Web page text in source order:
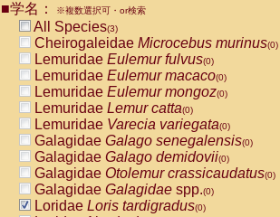
CebidaeCebus nigrivittatus
CebidaeCebus
CebidaeSaimiri boliviensis(0)
CebidaeSaimiri sciureus(0)
AtelidaeAlouatta caraya(0)
AtelidaeAlouatta fusca(0)
AtelidaeAlouatta seniculus
AtelidaeAlouattaspp.(0)
AtelidaeAteles belzebuth(0)
AtelidaeAteles geoffroyi(0)
AtelidaeAteles paniscus(0)
AtelidaeAtelesspp.(0)
Atelidae Lagothrix lagothricha
■学名： ※複数選択可・or検索
All Species(3)
Cheirogaleidae Microcebus murinus(0)
Lemuridae Eulemur fulvus(0)
Lemuridae Eulemur macaco(0)
Lemuridae Eulemur mongoz(0)
Lemuridae Lemur catta(0)
Lemuridae Varecia variegata(0)
Galagidae Galago senegalensis(0)
Galagidae Galago demidovii(0)
Galagidae Otolemur crassicaudatus(0)
Galagidae Galagidae spp.(0)
Loridae Loris tardigradus(0)